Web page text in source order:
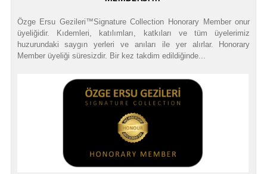
Özge Ersu Gezileri™Signature Collection Honorary Member onur
üyeliğidir. Kıdemleri, katılımları, katkıları ve tüm üyelerimiz
huzurundaki saygın yerleri ve anıları ile yer alırlar. Honorary
Member üyeliği süresizdir. Bir kez takdim edildiğinde...